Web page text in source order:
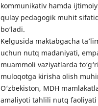
kommunikativ hamda
qulay pedagogik muhit
bo‘ladi.
Kelgusida maktabgacha
uchun nutq madaniyati,
muammoli vaziyatlarda
muloqotga kirisha olish
O‘zbekiston, MDH
amaliyoti tahlili nutq faoliyati